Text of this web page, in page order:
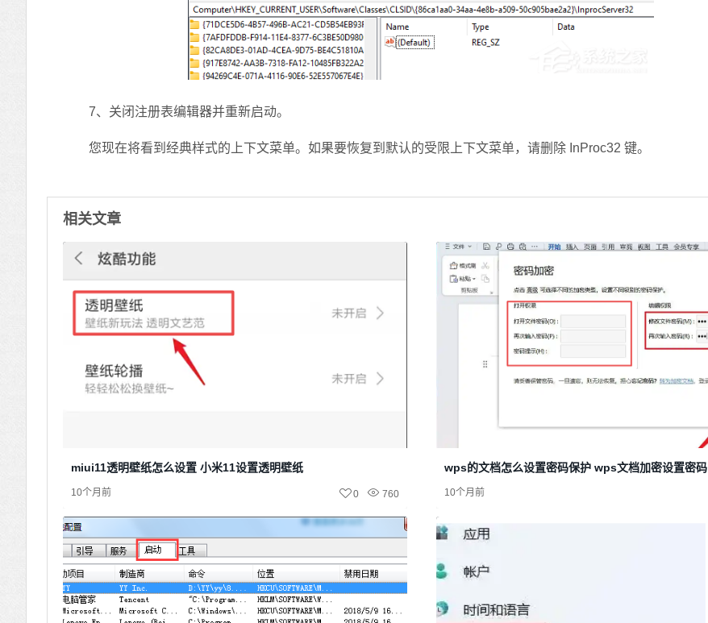
7、关闭注册表编辑器并重新启动。
您现在将看到经典样式的上下文菜单。如果要恢复到默认的受限上下文菜单，请删除 InProc32 键。
相关文章
miui11透明壁纸怎么设置 小米11设置透明壁纸
10个月前 760
0
wps的文档怎么设置密码保护 wps文档加密设置密码
10个月前